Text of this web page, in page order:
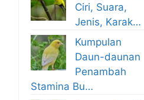
Ciri, Suara,
Jenis, Karak…
Kumpulan
Daun-daunan
Penambah
Stamina Bu…